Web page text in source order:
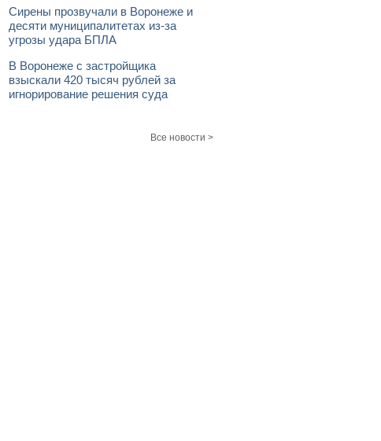
Сирены прозвучали в Воронеже и
десяти муниципалитетах из-за
угрозы удара БПЛА
В Воронеже с застройщика
взыскали 420 тысяч рублей за
игнорирование решения суда
Все новости >